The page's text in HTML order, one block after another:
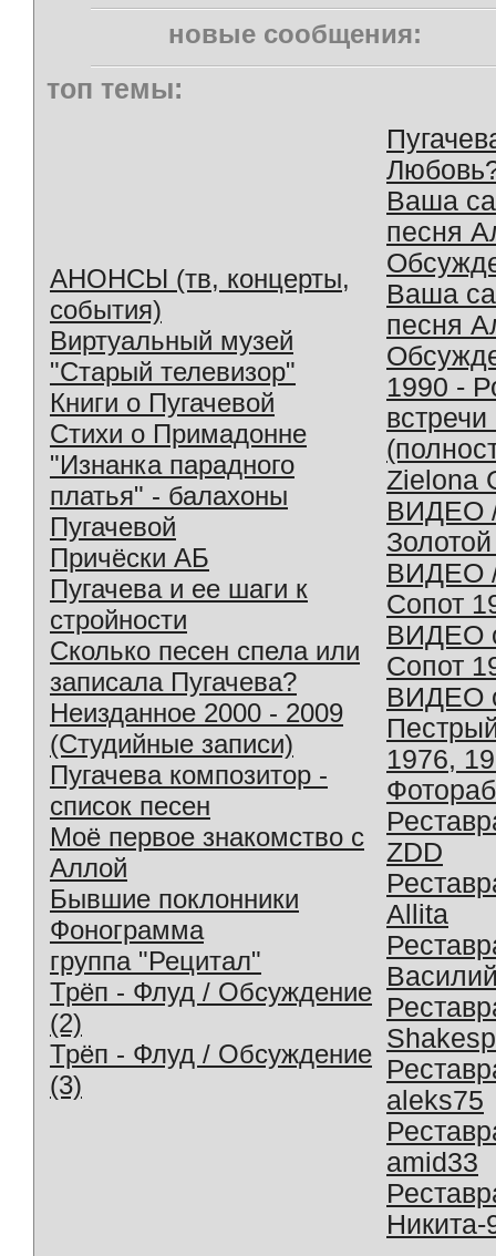
новые сообщения:
топ темы:
АНОНСЫ (тв, концерты,
события)
Виртуальный музей
"Старый телевизор"
Книги о Пугачевой
Стихи о Примадонне
"Изнанка парадного
платья" - балахоны
Пугачевой
Причёски АБ
Пугачева и ее шаги к
стройности
Сколько песен спела или
записала Пугачева?
Неизданное 2000 - 2009
(Студийные записи)
Пугачева композитор -
список песен
Моё первое знакомство с
Аллой
Бывшие поклонники
Фонограмма
группа "Рецитал"
Трёп - Флуд / Обсуждение
(2)
Трёп - Флуд / Обсуждение
(3)
Ваша
песня
Ваша
песня
1990 -
Zielona
ВИДЕО
ВИДЕО
Сопот
ВИДЕО
Сопот
ВИДЕО
1976,
ZDD
Allita
aleks75
amid33
Никита-